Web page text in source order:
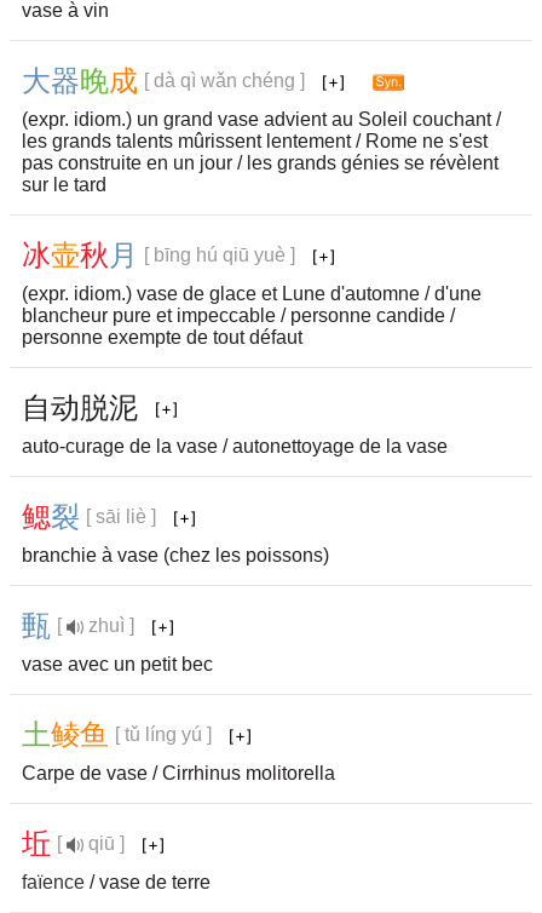
vase à vin
大器晚成 [ dà qì wǎn chéng ]
(expr. idiom.) un grand vase advient au Soleil couchant /
les grands talents mûrissent lentement / Rome ne s'est
pas construite en un jour / les grands génies se révèlent
sur le tard
冰壶秋 月
[ bīng hú qiū yuè ]
(expr. idiom.) vase de glace et Lune d'automne / d'une
blancheur pure et impeccable / personne candide /
personne exempte de tout défaut
自动脱泥
auto-curage de la vase / autonettoyage de la vase
鳃裂 [ sāi liè ]
branchie à vase (chez les poissons)
甀 [
zhuì ]
vase avec un petit bec
土鲮鱼
[ tǔ líng yú ]
Carpe de vase / Cirrhinus molitorella
坵 [
qiū ]
faïence / vase de terre